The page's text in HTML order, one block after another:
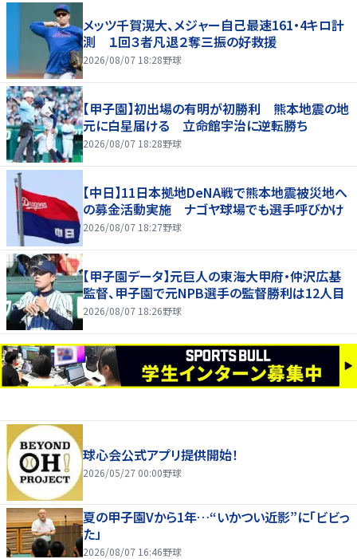
メッツ千賀滉大、メジャー自己最速161・4キロ計
測 １回３者凡退２奪三振の好救援
2026/08/07 18:28野球
【甲子園】初出場の有明が初勝利 熊本地震の地
元に白星届ける 立命館宇治に逆転勝ち
2026/08/07 18:28野球
【中日】11日本拠地DeNA戦で熊本地震被災地へ
の募金活動実施 ナゴヤ球場でも選手呼びかけ
2026/08/07 18:27野球
【甲子園データ】元巨人の東海大甲府・仲沢広基
監督、甲子園で元NPB選手の監督勝利は12人目
2026/08/07 18:26野球
球心会公式アプリ提供開始！
2026/05/27 00:00野球
夏の甲子園Vから1年…“いかつい近影”に「ビビっ
た」
2026/08/07 16:46野球